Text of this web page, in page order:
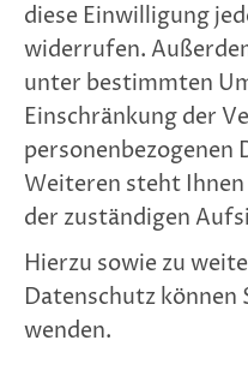
diese Einwilligung
widerrufen.
unter bestimmten
Einschränkung der
personenbezogenen
Weiteren steht
der zuständigen
Hierzu sowie zu
Datenschutz können
wenden.